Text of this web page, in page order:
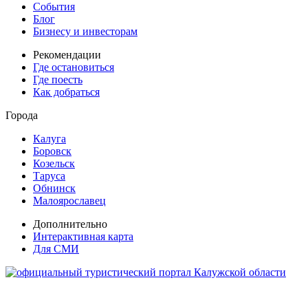
События
Блог
Бизнесу и инвесторам
Рекомендации
Где остановиться
Где поесть
Как добраться
Города
Калуга
Боровск
Козельск
Таруса
Обнинск
Малоярославец
Дополнительно
Интерактивная карта
Для СМИ